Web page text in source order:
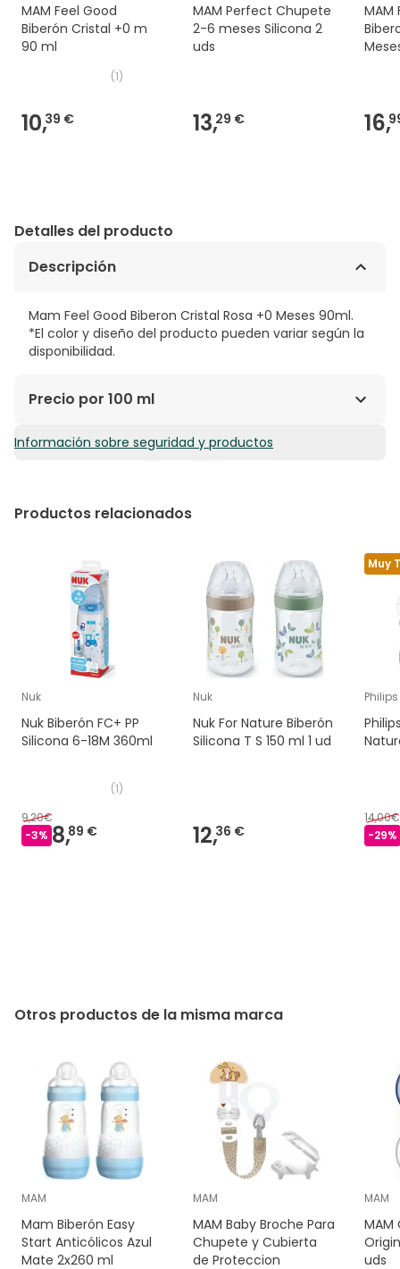
MAM Feel Good
Biberón Cristal +0 m
90 ml
(1)
10,39 €
MAM Perfect Chupete
2-6 meses Silicona 2
uds
13,29 €
MAM
16,
Detalles del producto
Descripción
Mam Feel Good Biberon Cristal Rosa +0 Meses 90ml.
*El color y diseño del producto pueden variar según la
disponibilidad.
Precio por 100 ml
11,08€ / 100 ml
Información sobre seguridad y productos
Productos relacionados
Nuk
Nuk Biberón FC+ PP
Silicona 6-18M 360ml
(1)
9,20€
-3% 8,89 €
Nuk
Nuk For Nature Biberón
Silicona T S 150 ml 1 ud
12,36 €
Muy
14,00€
-29%
Otros productos de la misma marca
MAM
Mam Biberón Easy
Start Anticólicos Azul
Mate 2x260 ml
MAM
MAM Baby Broche Para
Chupete y Cubierta
de Proteccion
MAM
MAM
uds